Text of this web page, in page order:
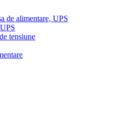
de alimentare, UPS
tensiune